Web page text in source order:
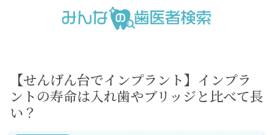
【せんげん台でインプラント】インプラ
ントの寿命は入れ歯やブリッジと比べて長
い？